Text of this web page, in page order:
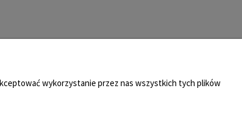
wykorzystanie przez nas wszystkich tych plików